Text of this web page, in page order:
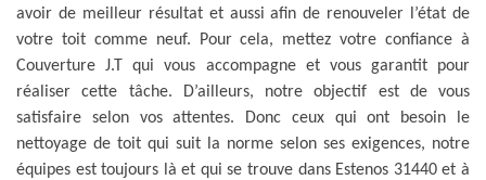
avoir de meilleur résultat et aussi afin de renouveler l’état de
votre toit comme neuf. Pour cela, mettez votre confiance à
Couverture J.T qui vous accompagne et vous garantit pour
réaliser cette tâche. D’ailleurs, notre objectif est de vous
satisfaire selon vos attentes. Donc ceux qui ont besoin le
nettoyage de toit qui suit la norme selon ses exigences, notre
équipes est toujours là et qui se trouve dans Estenos 31440 et à